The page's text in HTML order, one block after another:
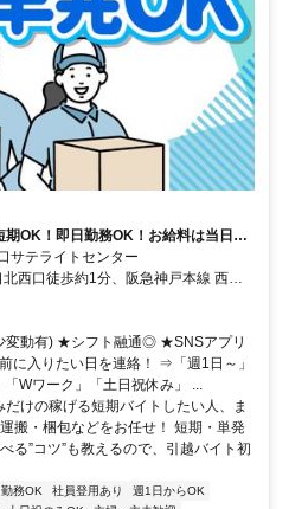
期OK！即日勤務OK！お給料は当日全
単作業！
サテライトセンター
西口徒歩約1分、阪急神戸本線 西宮
道本線 立花北口徒歩約59分 「西宮
変動有) ★シフト融通◎ ★SNSアプリ
に入りたい日を連絡！ ⇒「週1日～」
「Wワーク」「土日祝休み」 ...
けの稼げる短期バイトしたい人、ま
搬・梱包などをお任せ！ 短期・単発
る”コツ”も教えるので、引越バイト初
務OK 社員登用あり
週1日からOK